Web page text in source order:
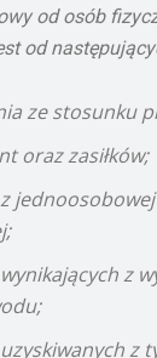
od osób
od
ze stosunku
oraz zasiłków;
jednoosobowej
z
z